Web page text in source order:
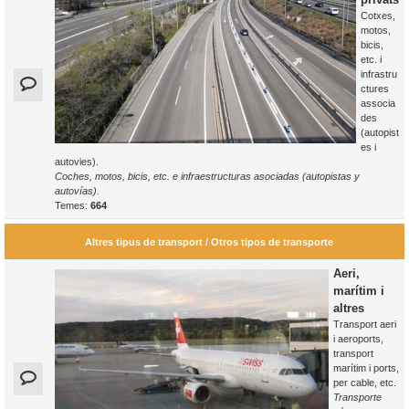
Cotxes,
motos,
bicis,
etc. i
infrastru
ctures
associa
des
(autopist
es i
autovies).
Coches, motos, bicis, etc. e infraestructuras asociadas (autopistas y
autovías).
Temes: 664
Altres tipus de transport / Otros tipos de transporte
Aeri,
marítim i
altres
Transport aeri
i aeroports,
transport
marítim i ports,
per cable, etc.
Transporte